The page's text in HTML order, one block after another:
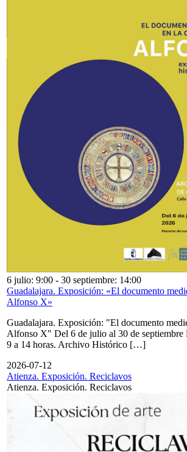
6 julio: 9:00 - 30 septiembre: 14:00
Guadalajara. Exposición: «El documento
Alfonso X»
Guadalajara. Exposición: "El documento
Alfonso X" Del 6 de julio al 30 de septiembre
9 a 14 horas. Archivo Histórico […]
2026-07-12
Atienza. Exposición. Reciclavos
Atienza. Exposición. Reciclavos